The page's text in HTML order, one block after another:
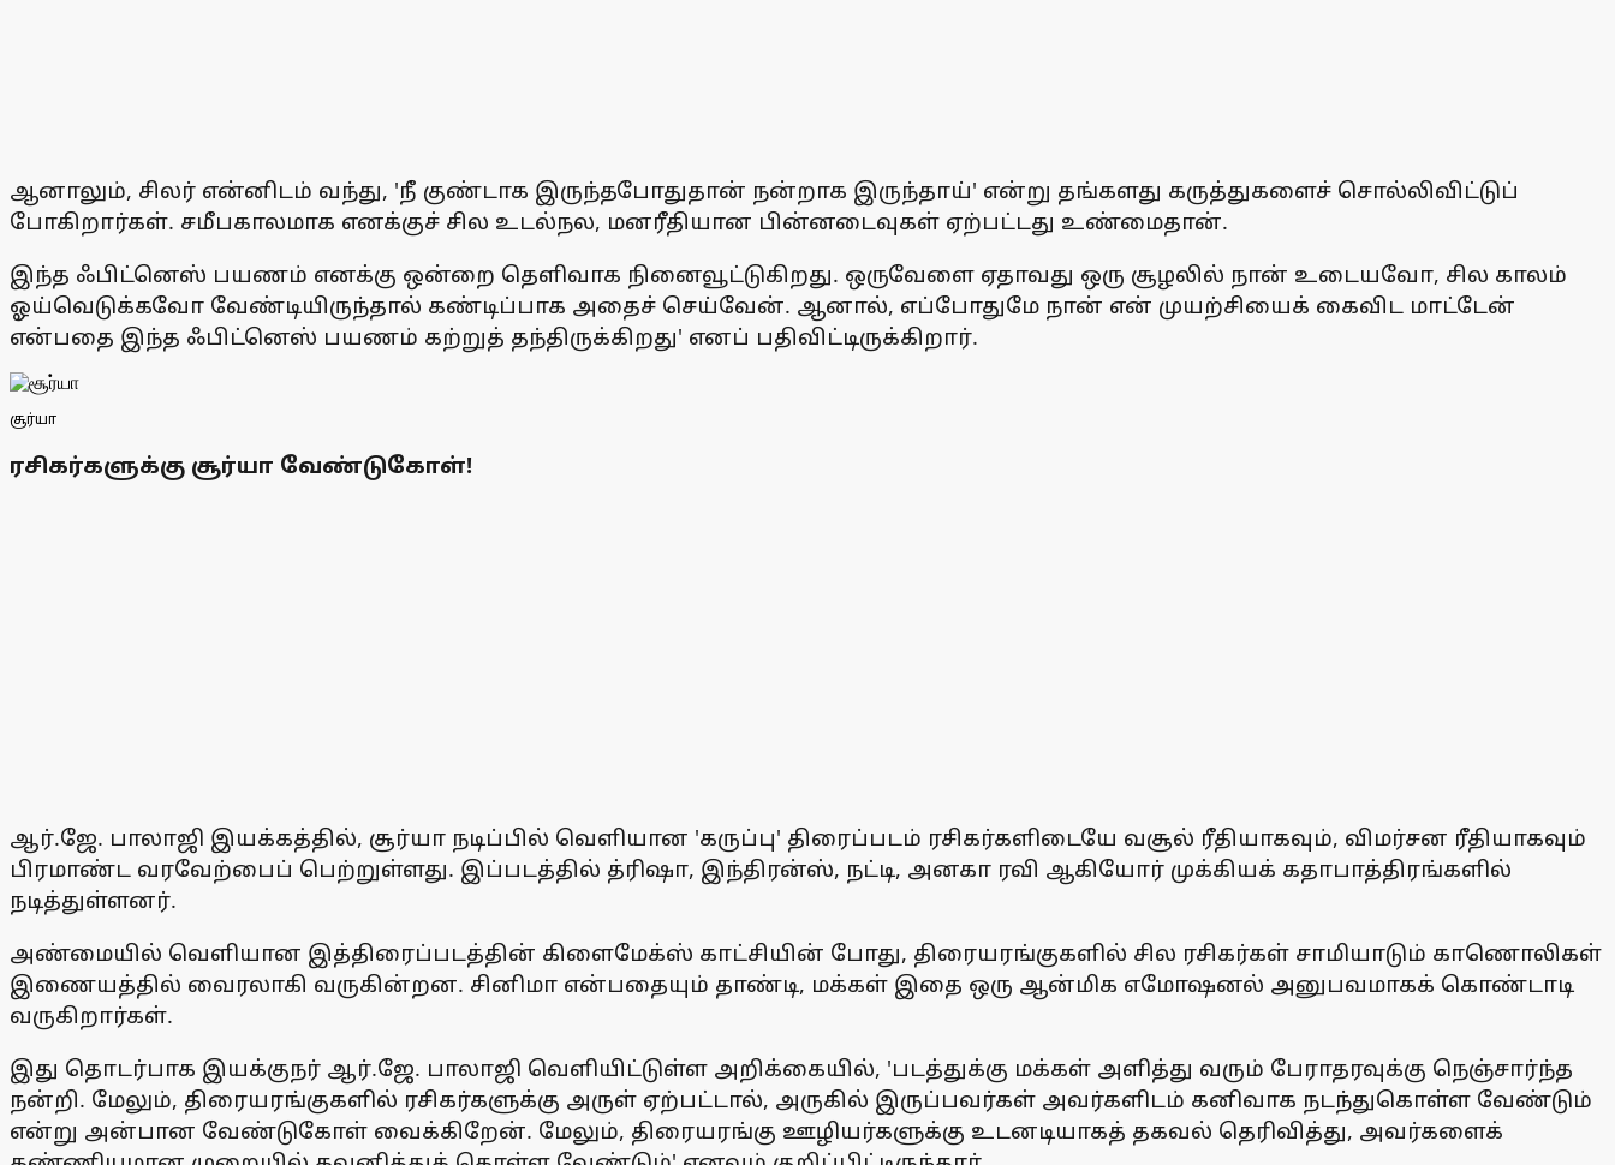
ஆனாலும், சிலர் என்னிடம் வந்து, 'நீ குண்டாக இருந்தபோதுதான் நன்றாக இருந்தாய்' என்று தங்களது கருத்துகளைச் சொல்லிவிட்டுப்
போகிறார்கள். சமீபகாலமாக எனக்குச் சில உடல்நல, மனரீதியான பின்னடைவுகள் ஏற்பட்டது உண்மைதான்.
இந்த ஃபிட்னெஸ் பயணம் எனக்கு ஒன்றை தெளிவாக நினைவூட்டுகிறது. ஒருவேளை ஏதாவது ஒரு சூழலில் நான் உடையவோ, சில காலம்
ஓய்வெடுக்கவோ வேண்டியிருந்தால் கண்டிப்பாக அதைச் செய்வேன். ஆனால், எப்போதுமே நான் என் முயற்சியைக் கைவிட மாட்டேன்
என்பதை இந்த ஃபிட்னெஸ் பயணம் கற்றுத் தந்திருக்கிறது' எனப் பதிவிட்டிருக்கிறார்.
சூர்யா
ரசிகர்களுக்கு சூர்யா வேண்டுகோள்!
ஆர்.ஜே. பாலாஜி இயக்கத்தில், சூர்யா நடிப்பில் வெளியான 'கருப்பு' திரைப்படம் ரசிகர்களிடையே வசூல் ரீதியாகவும், விமர்சன ரீதியாகவும்
பிரமாண்ட வரவேற்பைப் பெற்றுள்ளது. இப்படத்தில் த்ரிஷா, இந்திரன்ஸ், நட்டி, அனகா ரவி ஆகியோர் முக்கியக் கதாபாத்திரங்களில்
நடித்துள்ளனர்.
அண்மையில் வெளியான இத்திரைப்படத்தின் கிளைமேக்ஸ் காட்சியின் போது, திரையரங்குகளில் சில ரசிகர்கள் சாமியாடும் காணொலிகள்
இணையத்தில் வைரலாகி வருகின்றன. சினிமா என்பதையும் தாண்டி, மக்கள் இதை ஒரு ஆன்மிக எமோஷனல் அனுபவமாகக் கொண்டாடி
வருகிறார்கள்.
இது தொடர்பாக இயக்குநர் ஆர்.ஜே. பாலாஜி வெளியிட்டுள்ள அறிக்கையில், 'படத்துக்கு மக்கள் அளித்து வரும் பேராதரவுக்கு நெஞ்சார்ந்த
நன்றி. மேலும், திரையரங்குகளில் ரசிகர்களுக்கு அருள் ஏற்பட்டால், அருகில் இருப்பவர்கள் அவர்களிடம் கனிவாக நடந்துகொள்ள வேண்டும்
என்று அன்பான வேண்டுகோள் வைக்கிறேன். மேலும், திரையரங்கு ஊழியர்களுக்கு உடனடியாகத் தகவல் தெரிவித்து, அவர்களைக்